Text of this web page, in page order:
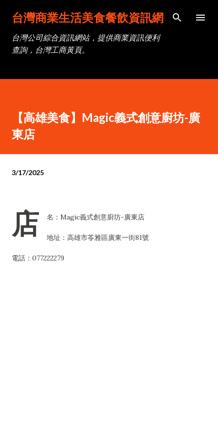
跳到主要內容
台灣商業生活美食餐飲資訊網
台灣公司綜合資訊網站，提供商業資訊便利
查詢，台灣工商黃頁。
【高雄美食】Magic義式創意廚坊-廣
東店
3/17/2025
店 名：Magic義式創意廚坊-廣東店
地址：高雄市苓雅區廣東一街81號
電話：077222279